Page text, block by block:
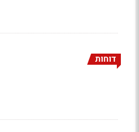
דוחות